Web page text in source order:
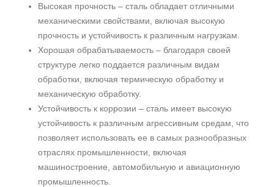
Высокая прочность – сталь обладает отличными
механическими свойствами, включая высокую
прочность и устойчивость к различным нагрузкам.
Хорошая обрабатываемость – благодаря своей
структуре легко поддается различным видам
обработки, включая термическую обработку и
механическую обработку.
Устойчивость к коррозии – сталь имеет высокую
устойчивость к различным агрессивным средам, что
позволяет использовать ее в самых разнообразных
отраслях промышленности, включая
машиностроение, автомобильную и авиационную
промышленность.